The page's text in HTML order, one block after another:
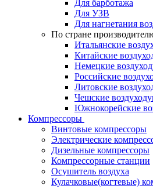
Для барботажа
Для УЗВ
Для нагнетания
По стране
Итальянские
Китайские
Немецкие
Российские
Литовские
Чешские
Южнокорейские
Компрессоры
Винтовые компрессоры
Электрические
Дизельные компрессоры
Компрессорные станции
Осушитель воздуха
Кулачковые(когтевые)